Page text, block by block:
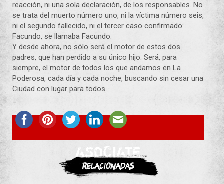
reacción, ni una sola declaración, de los responsables. No
se trata del muerto número uno, ni la víctima número seis,
ni el segundo fallecido, ni el tercer caso confirmado:
Facundo, se llamaba Facundo.
Y desde ahora, no sólo será el motor de estos dos
padres, que han perdido a su único hijo. Será, para
siempre, el motor de todos los que andamos en La
Poderosa, cada día y cada noche, buscando sin cesar una
Ciudad con lugar para todos.
ASOCIATE
Relacionadas